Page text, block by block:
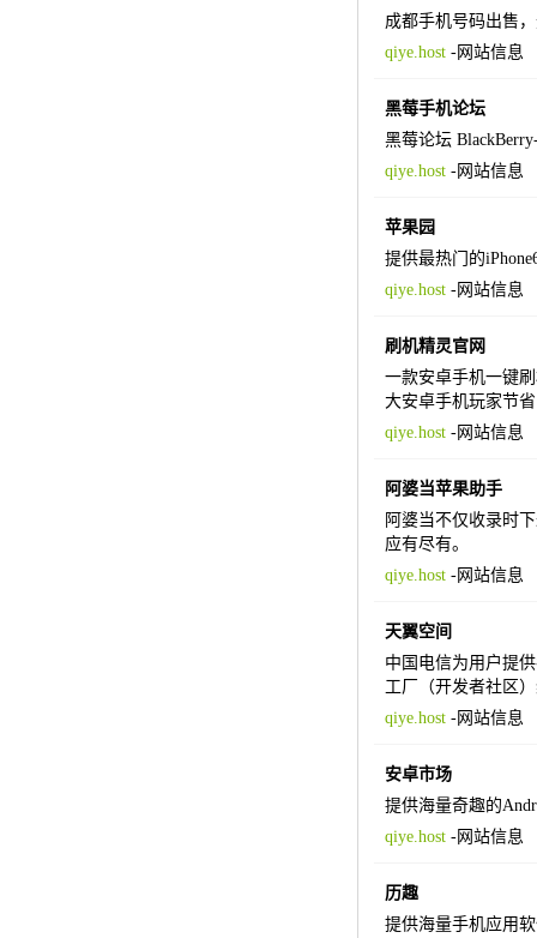
成都手机号码出售
qiye.host-网站信息
黑莓手机论坛
黑莓论坛
qiye.host-网站信息
苹果园
提供最热门的
qiye.host-网站信息
刷机精灵官网
一款安卓手机一键
大安卓手机玩家节
qiye.host-网站信息
阿婆当苹果助手
阿婆当不仅收录时
应有尽有。
qiye.host-网站信息
天翼空间
中国电信为用户提
工厂（开发者社区
qiye.host-网站信息
安卓市场
提供海量奇趣的
qiye.host-网站信息
历趣
提供海量手机应用